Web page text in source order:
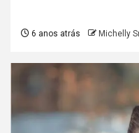
6 anos atrás Michelly